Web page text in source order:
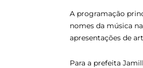
A programação
nomes da música
apresentações de
Para a prefeita